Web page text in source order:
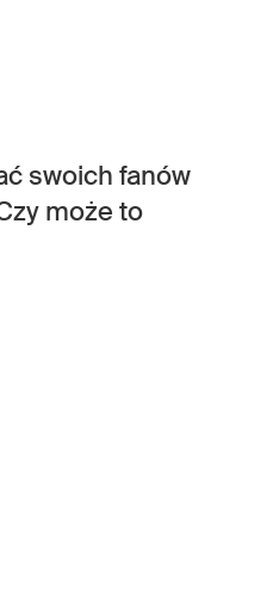
swoich fanów
może to